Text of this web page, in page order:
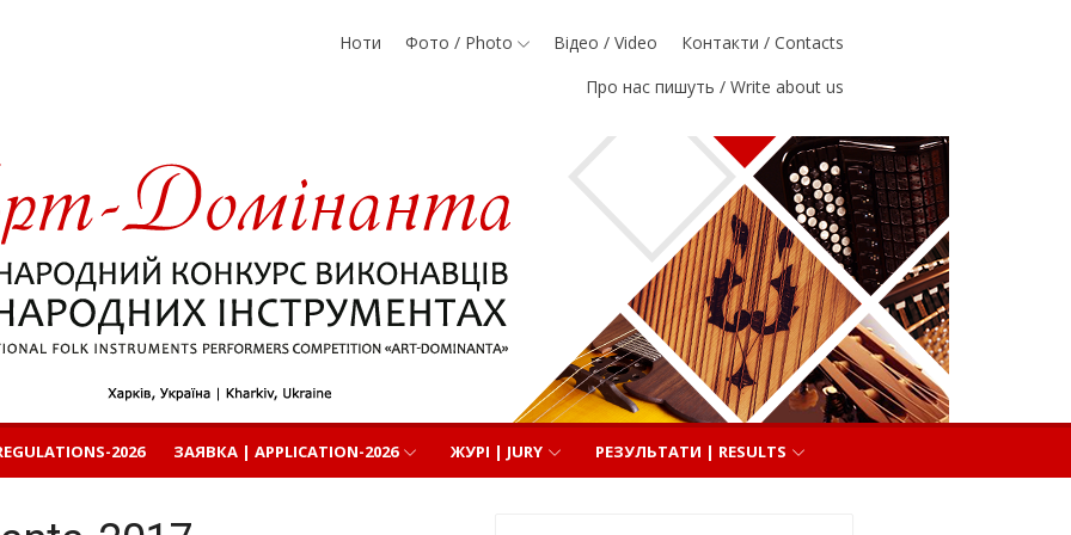
Ноти Фото / Photo Відео / Video
Контакти / Contacts
Про нас пишуть / Write about us
2026 ЗАЯВКА | APPLICATION-2026 ЖУРІ | JURY РЕЗУЛЬТАТИ | RESULTS